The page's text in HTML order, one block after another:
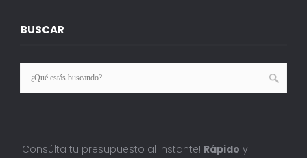
BUSCAR
¡Consúlta tu presupuesto al instante! Rápido y